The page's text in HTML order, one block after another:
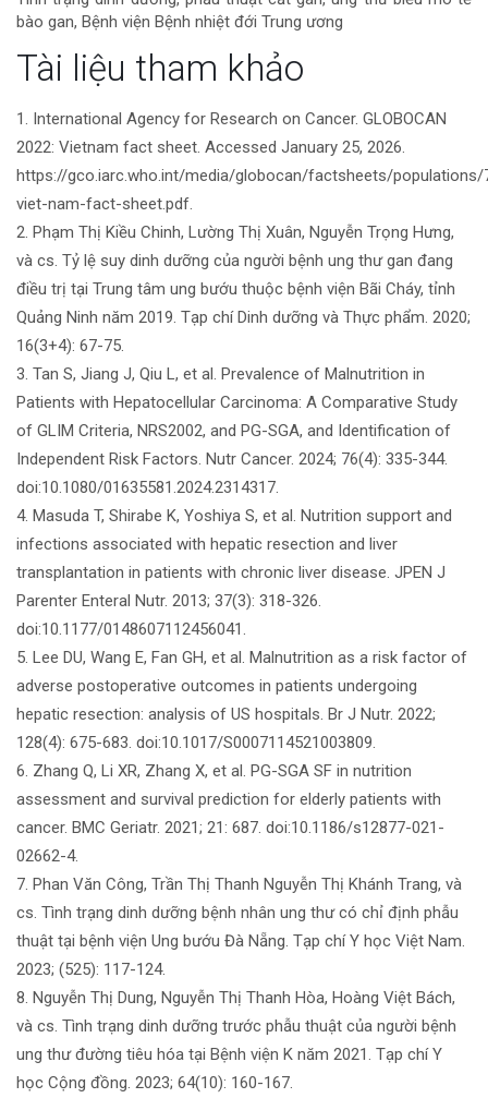
bài
viết
bào gan, Bệnh viện Bệnh nhiệt đới Trung ương
Tài liệu tham khảo
1. International Agency for Research on Cancer. GLOBOCAN
2022: Vietnam fact sheet. Accessed January 25, 2026.
https://gco.iarc.who.int/media/globocan/factsheets/populations/
viet-nam-fact-sheet.pdf.
2. Phạm Thị Kiều Chinh, Lường Thị Xuân, Nguyễn Trọng Hưng,
và cs. Tỷ lệ suy dinh dưỡng của người bệnh ung thư gan đang
điều trị tại Trung tâm ung bướu thuộc bệnh viện Bãi Cháy, tỉnh
Quảng Ninh năm 2019. Tạp chí Dinh dưỡng và Thực phẩm. 2020;
16(3+4): 67-75.
3. Tan S, Jiang J, Qiu L, et al. Prevalence of Malnutrition in
Patients with Hepatocellular Carcinoma: A Comparative Study
of GLIM Criteria, NRS2002, and PG-SGA, and Identification of
Independent Risk Factors. Nutr Cancer. 2024; 76(4): 335-344.
doi:10.1080/01635581.2024.2314317.
4. Masuda T, Shirabe K, Yoshiya S, et al. Nutrition support and
infections associated with hepatic resection and liver
transplantation in patients with chronic liver disease. JPEN J
Parenter Enteral Nutr. 2013; 37(3): 318-326.
doi:10.1177/0148607112456041.
5. Lee DU, Wang E, Fan GH, et al. Malnutrition as a risk factor of
adverse postoperative outcomes in patients undergoing
hepatic resection: analysis of US hospitals. Br J Nutr. 2022;
128(4): 675-683. doi:10.1017/S0007114521003809.
6. Zhang Q, Li XR, Zhang X, et al. PG-SGA SF in nutrition
assessment and survival prediction for elderly patients with
cancer. BMC Geriatr. 2021; 21: 687. doi:10.1186/s12877-021-
02662-4.
7. Phan Văn Công, Trần Thị Thanh Nguyễn Thị Khánh Trang, và
cs. Tình trạng dinh dưỡng bệnh nhân ung thư có chỉ định phẫu
thuật tại bệnh viện Ung bướu Đà Nẵng. Tạp chí Y học Việt Nam.
2023; (525): 117-124.
8. Nguyễn Thị Dung, Nguyễn Thị Thanh Hòa, Hoàng Việt Bách,
và cs. Tình trạng dinh dưỡng trước phẫu thuật của người bệnh
ung thư đường tiêu hóa tại Bệnh viện K năm 2021. Tạp chí Y
học Cộng đồng. 2023; 64(10): 160-167.